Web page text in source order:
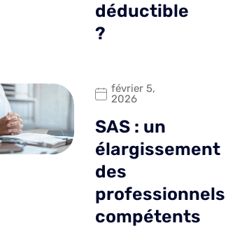
déductible
?
février 5,
2026
SAS : un
élargissement
des
professionnels
compétents